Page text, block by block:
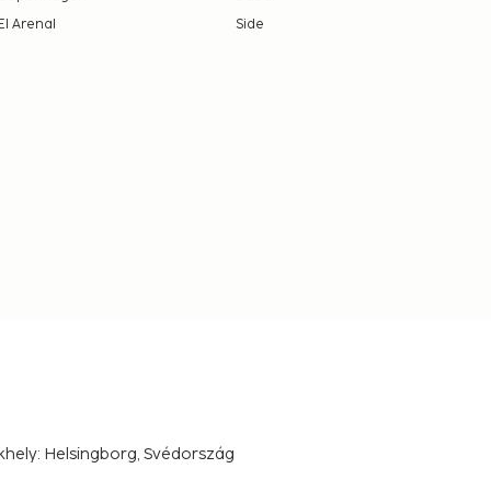
Arenal Side
Helsingborg, Svédország